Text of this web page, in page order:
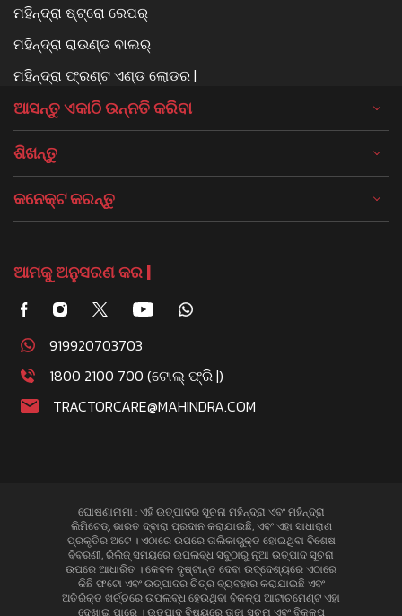
ମହିନ୍ଦ୍ରା ଷ୍ଟ୍ରୋ ରେପର୍
ମହିନ୍ଦ୍ରା ରାଉଣ୍ଡ ବାଲର୍
ମହିନ୍ଦ୍ରା ଫ୍ରଣ୍ଟ ଏଣ୍ଡ ଲୋଡର |
ଆସନ୍ତୁ ଏକାଠି ଉନ୍ନତି କରିବା
ଶିଖନ୍ତୁ
କନେକ୍ଟ କରନ୍ତୁ
ଆମକୁ ଅନୁସରଣ କର |
919920703703
1800 2100 700 (ଟୋଲ୍ ଫ୍ରି |)
TRACTORCARE@MAHINDRA.COM
ଘୋଷଣାନାମା : ଏହି ଉତ୍ପାଦର ସୂଚନା ମହିନ୍ଦ୍ରା ଏବଂ ମହିନ୍ଦ୍ରା
ଲିମିଟେଡ୍, ଭାରତ ଦ୍ବାରା ପ୍ରଦାନ କରାଯାଇଛି, ଏବଂ ଏହା ସାଧାରାଣ
ପ୍ରକୃତିର ଅଟେ । ଏଠାରେ ଉପରେ ତାଲିକାଭୁକ୍ତ ହୋଇଥିବା ବିଶେଷ
ବିବରଣୀ, ରିଲିଜ୍ ସମୟରେ ଉପଲବ୍ଧ ସବୁଠାରୁ ନୂଆ ଉତ୍ପାଦ ସୂଚନା
ଉପରେ ଆଧାରିତ । କେବଳ ଦୃଷ୍ଟାନ୍ତ ଦେବା ଉଦ୍ଦେଶ୍ୟରେ ଏଠାରେ
କିଛି ଫଟୋ ଏବଂ ଉତ୍ପାଦର ଚିତ୍ର ବ୍ୟବହାର କରାଯାଇଛି ଏବଂ
ଅତିରିକ୍ତ ଖର୍ଚ୍ଚରେ ଉପଲବ୍ଧ ହେଉଥିବା ବିକଳ୍ପ ଆଟାଚମେଣ୍ଟ ଏହା
ଦେଖାଇ ପାରେ । ଉତ୍ପାଦ ବିଷୟରେ ତାଜା ସୂଚନା ଏବଂ ବିକଳ୍ପ